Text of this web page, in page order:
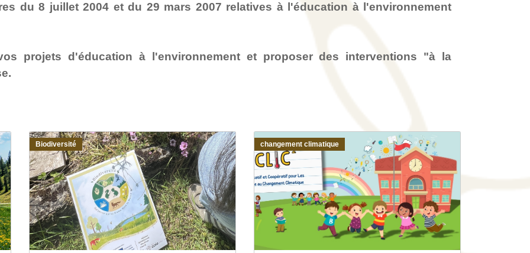
du 8 juillet 2004 et du 29 mars 2007 relatives à l'éducation à l'environnement
projets d'éducation à l'environnement et proposer des interventions "à la
Biodiversité changement climatique